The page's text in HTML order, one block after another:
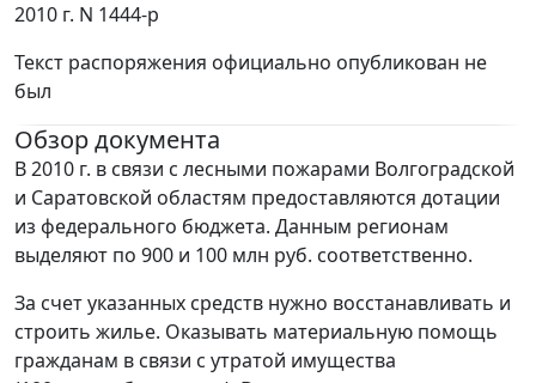
2010 г. N 1444-р
Текст распоряжения официально опубликован не
был
Обзор документа
В 2010 г. в связи с лесными пожарами Волгоградской
и Саратовской областям предоставляются дотации
из федерального бюджета. Данным регионам
выделяют по 900 и 100 млн руб. соответственно.
За счет указанных средств нужно восстанавливать и
строить жилье. Оказывать материальную помощь
гражданам в связи с утратой имущества